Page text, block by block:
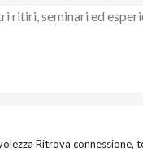
ritiri, seminari ed
Ritrova connessione,